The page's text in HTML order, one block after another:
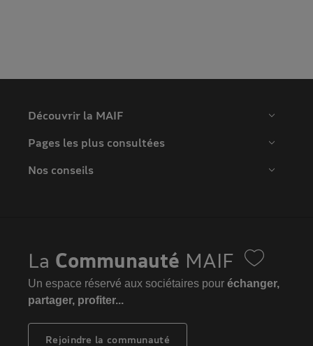
Découvrir la MAIF
Pages les plus consultées
Nos conseils
La Communauté MAIF
Un espace réservé aux sociétaires pour échanger,
partager, profiter...
Rejoindre la communauté